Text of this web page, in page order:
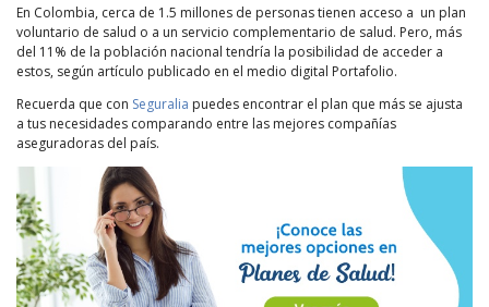
En Colombia, cerca de 1.5 millones de personas tienen acceso a un plan
voluntario de salud o a un servicio complementario de salud. Pero, más
del 11% de la población nacional tendría la posibilidad de acceder a
estos, según artículo publicado en el medio digital Portafolio.
Recuerda que con Seguralia puedes encontrar el plan que más se ajusta
a tus necesidades comparando entre las mejores compañías
aseguradoras del país.